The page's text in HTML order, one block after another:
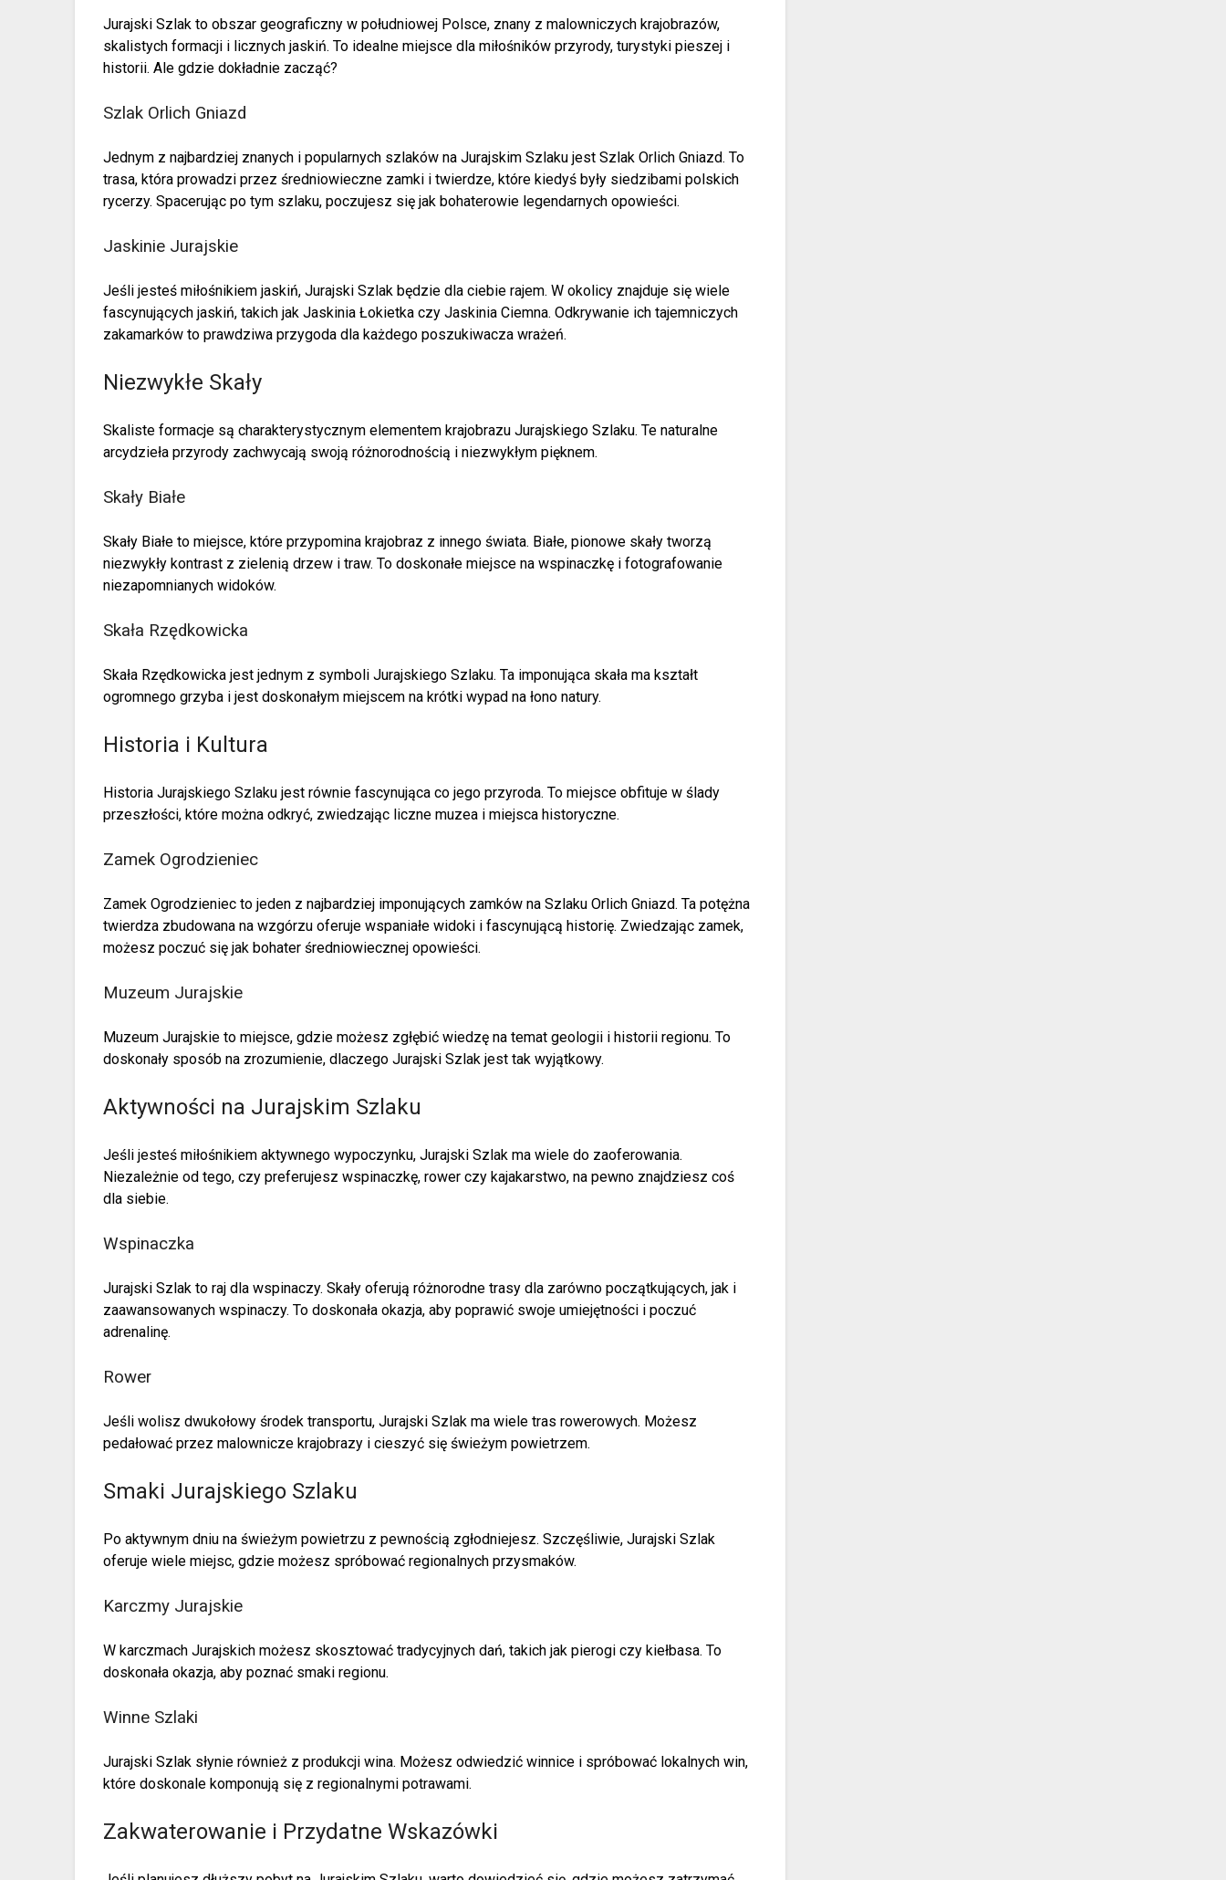
Jurajski Szlak to obszar geograficzny w południowej Polsce, znany z malowniczych krajobrazów,
skalistych formacji i licznych jaskiń. To idealne miejsce dla miłośników przyrody, turystyki pieszej i
historii. Ale gdzie dokładnie zacząć?
Szlak Orlich Gniazd
Jednym z najbardziej znanych i popularnych szlaków na Jurajskim Szlaku jest Szlak Orlich Gniazd. To
trasa, która prowadzi przez średniowieczne zamki i twierdze, które kiedyś były siedzibami polskich
rycerzy. Spacerując po tym szlaku, poczujesz się jak bohaterowie legendarnych opowieści.
Jaskinie Jurajskie
Jeśli jesteś miłośnikiem jaskiń, Jurajski Szlak będzie dla ciebie rajem. W okolicy znajduje się wiele
fascynujących jaskiń, takich jak Jaskinia Łokietka czy Jaskinia Ciemna. Odkrywanie ich tajemniczych
zakamarków to prawdziwa przygoda dla każdego poszukiwacza wrażeń.
Niezwykłe Skały
Skaliste formacje są charakterystycznym elementem krajobrazu Jurajskiego Szlaku. Te naturalne
arcydzieła przyrody zachwycają swoją różnorodnością i niezwykłym pięknem.
Skały Białe
Skały Białe to miejsce, które przypomina krajobraz z innego świata. Białe, pionowe skały tworzą
niezwykły kontrast z zielenią drzew i traw. To doskonałe miejsce na wspinaczkę i fotografowanie
niezapomnianych widoków.
Skała Rzędkowicka
Skała Rzędkowicka jest jednym z symboli Jurajskiego Szlaku. Ta imponująca skała ma kształt
ogromnego grzyba i jest doskonałym miejscem na krótki wypad na łono natury.
Historia i Kultura
Historia Jurajskiego Szlaku jest równie fascynująca co jego przyroda. To miejsce obfituje w ślady
przeszłości, które można odkryć, zwiedzając liczne muzea i miejsca historyczne.
Zamek Ogrodzieniec
Zamek Ogrodzieniec to jeden z najbardziej imponujących zamków na Szlaku Orlich Gniazd. Ta potężna
twierdza zbudowana na wzgórzu oferuje wspaniałe widoki i fascynującą historię. Zwiedzając zamek,
możesz poczuć się jak bohater średniowiecznej opowieści.
Muzeum Jurajskie
Muzeum Jurajskie to miejsce, gdzie możesz zgłębić wiedzę na temat geologii i historii regionu. To
doskonały sposób na zrozumienie, dlaczego Jurajski Szlak jest tak wyjątkowy.
Aktywności na Jurajskim Szlaku
Jeśli jesteś miłośnikiem aktywnego wypoczynku, Jurajski Szlak ma wiele do zaoferowania.
Niezależnie od tego, czy preferujesz wspinaczkę, rower czy kajakarstwo, na pewno znajdziesz coś
dla siebie.
Wspinaczka
Jurajski Szlak to raj dla wspinaczy. Skały oferują różnorodne trasy dla zarówno początkujących, jak i
zaawansowanych wspinaczy. To doskonała okazja, aby poprawić swoje umiejętności i poczuć
adrenalinę.
Rower
Jeśli wolisz dwukołowy środek transportu, Jurajski Szlak ma wiele tras rowerowych. Możesz
pedałować przez malownicze krajobrazy i cieszyć się świeżym powietrzem.
Smaki Jurajskiego Szlaku
Po aktywnym dniu na świeżym powietrzu z pewnością zgłodniejesz. Szczęśliwie, Jurajski Szlak
oferuje wiele miejsc, gdzie możesz spróbować regionalnych przysmaków.
Karczmy Jurajskie
W karczmach Jurajskich możesz skosztować tradycyjnych dań, takich jak pierogi czy kiełbasa. To
doskonała okazja, aby poznać smaki regionu.
Winne Szlaki
Jurajski Szlak słynie również z produkcji wina. Możesz odwiedzić winnice i spróbować lokalnych win,
które doskonale komponują się z regionalnymi potrawami.
Zakwaterowanie i Przydatne Wskazówki